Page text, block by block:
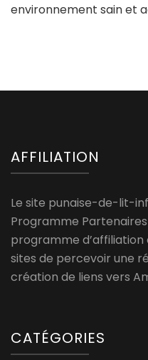
environnement sain et
AFFILIATION
Le site punaise-de-lit-
Programme Partenaires
programme
sites de percevoir une
création de liens vers
CATÉGORIES